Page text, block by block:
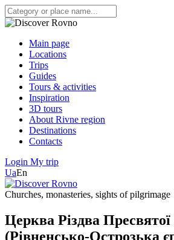
Main page
Locations
Trips
Guides
Tours & activities
Inspiration
3D tours
About Rivne region
Destinations
Contacts
Login My trip
UaEn
Churches, monasteries, sights of pilgrimage
Церква Різдва Пресвятої
(Рівненсько-Острозька